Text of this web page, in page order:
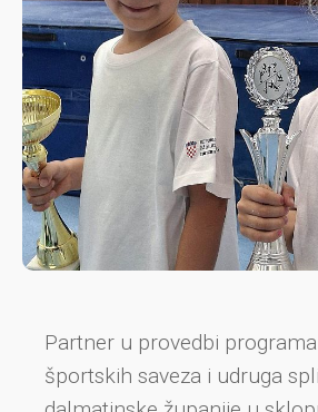
Partner u provedbi
športskih saveza i udruga